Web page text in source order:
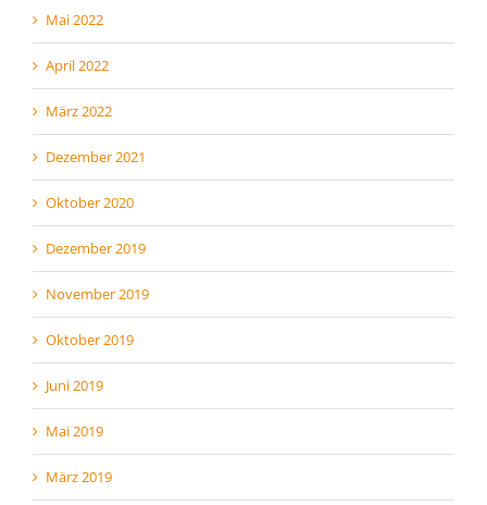
Mai 2022
April 2022
März 2022
Dezember 2021
Oktober 2020
Dezember 2019
November 2019
Oktober 2019
Juni 2019
Mai 2019
März 2019